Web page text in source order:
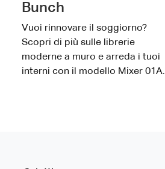
Bunch
Vuoi rinnovare il soggiorno?
Scopri di più sulle librerie
moderne a muro e arreda i tuoi
interni con il modello Mixer 01A.